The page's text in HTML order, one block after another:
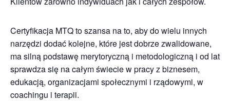
Certyfikacja MTQ to szansa na to, aby do wielu innych
narzędzi dodać kolejne, które jest dobrze zwalidowane,
ma silną podstawę merytoryczną i metodologiczną i od lat
sprawdza się na całym świecie w pracy z biznesem,
edukacją, organizacjami społecznymi i rządowymi, w
coachingu i terapii.